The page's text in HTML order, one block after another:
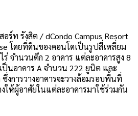
ร์ท รังสิต / dCondo Campus Resort
โดยที่ดินของคอนโดเป็นรูปสี่เหลี่ยม
จำนวนตึก 2 อาคาร แต่ละอาคารสูง 8
นอาคาร A จำนวน 222 ยูนิต และ
งการวางอาคารจะวางล้อมรอบพื้นที่
ให้ผู้อาศัยในแต่ละอาคารมาใช้ร่วมกัน